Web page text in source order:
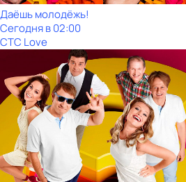
Даёшь молодёжь!
Сегодня в 02:00
СТС Love